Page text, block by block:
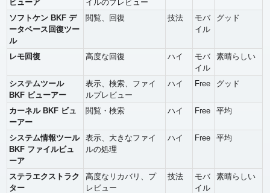
ビューア
イルのプレビュー
ソフトケン BKF デ
ータベース回復ツー
ル
閲覧、回復 技法
モバ
イル
グッド
レモ回復 高度な回復 ハイ
モバ
イル
素晴らしい
システムツール
BKF ビューアー
表示、検索、ファイ
ルプレビュー
ハイ Free グッド
カーネル BKF ビュ
ーアー
閲覧・検索 ハイ Free 平均
システム情報ツール
BKF ファイルビュ
ーア
表示、大きなファイ
ルの処理
ハイ Free 平均
ステラエクストラク
ター
高度なリカバリ、プ
レビュー
技法
モバ
イル
素晴らしい